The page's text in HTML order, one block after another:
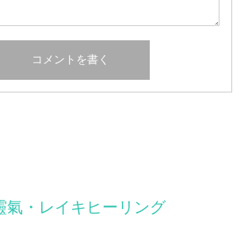
氣・レイキヒーリング